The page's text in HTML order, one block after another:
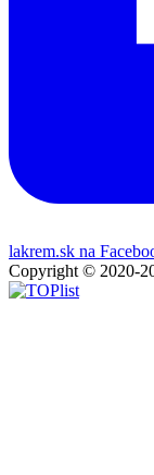
lakrem.sk na
Copyright © 2020-